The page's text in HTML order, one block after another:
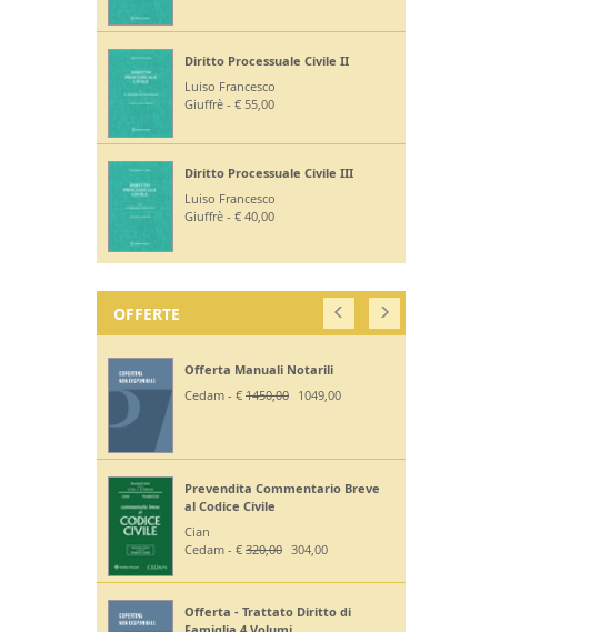
Diritto Processuale Civile II
Luiso Francesco
Giuffrè - € 55,00
Diritto Processuale Civile III
Luiso Francesco
Giuffrè - € 40,00
OFFERTE
Offerta Manuali Notarili
Cedam - € 1450,00 1049,00
Prevendita Commentario Breve
al Codice Civile
Cian
Cedam - € 320,00 304,00
Offerta - Trattato Diritto di